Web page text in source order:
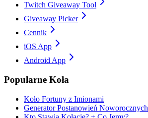
Twitch Giveaway Tool
Giveaway Picker
Cennik
iOS App
Android App
Popularne Koła
Koło Fortuny z Imionami
Generator Postanowień Noworocznych